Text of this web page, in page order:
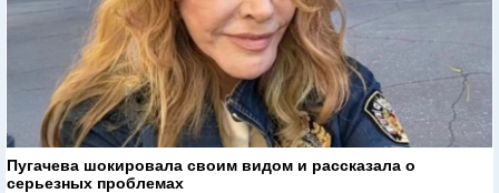
Пугачева шокировала своим видом и рассказала о
серьезных проблемах